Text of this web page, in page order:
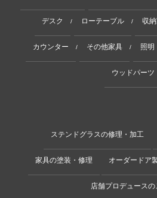
デスク / ローテーブル / 収
カウンター / その他家具 / 照明
ウッドパーツ
ステンドグラスの修理・加工
家具の塗装・修理 オーダードア
店舗プロデュースの